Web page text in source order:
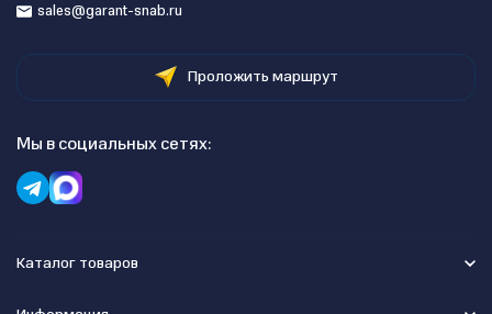
sales@garant-snab.ru
Проложить маршрут
Мы в социальных сетях:
Каталог товаров